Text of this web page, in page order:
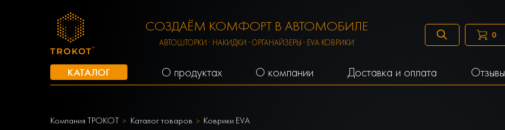
СОЗДАЁМ КОМФОРТ В АВТОМОБИЛЕ
АВТОШТОРКИ · НАКИДКИ · ОРГАНАЙЗЕРЫ · EVA КОВРИКИ
0
КАТАЛОГ О продуктах О компании Доставка и оплата Отзывы
Компания ТРОКОТ Каталог товаров Коврики EVA